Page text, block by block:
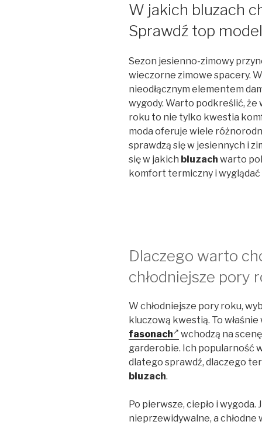
W jakich bluzach
Sprawdź top
Sezon jesienno-zimowy
wieczorne zimowe spacery.
nieodłącznym elementem
wygody. Warto podkreślić,
roku to nie tylko kwestia
moda oferuje wiele
sprawdzą się w jesiennych i
się w jakich bluzach warto
komfort termiczny i wyglądać
Dlaczego warto
chłodniejsze pory
W chłodniejsze pory roku,
kluczową kwestią. To właśnie
fasonach
wchodzą na
garderobie. Ich popularność
dlatego sprawdź, dlaczego
bluzach.
Po pierwsze, ciepło i
nieprzewidywalne, a chłodne